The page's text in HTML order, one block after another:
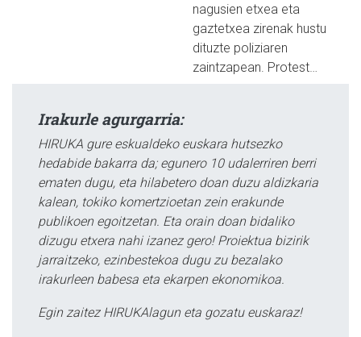
nagusien etxea eta
gaztetxea zirenak hustu
dituzte poliziaren
zaintzapean. Protest…
Irakurle agurgarria:
HIRUKA gure eskualdeko euskara hutsezko
hedabide bakarra da; egunero 10 udalerriren berri
ematen dugu, eta hilabetero doan duzu aldizkaria
kalean, tokiko komertzioetan zein erakunde
publikoen egoitzetan. Eta orain doan bidaliko
dizugu etxera nahi izanez gero! Proiektua bizirik
jarraitzeko, ezinbestekoa dugu zu bezalako
irakurleen babesa eta ekarpen ekonomikoa.
Egin zaitez HIRUKAlagun eta gozatu euskaraz!